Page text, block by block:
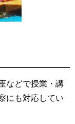
などで授業・講
にも対応してい